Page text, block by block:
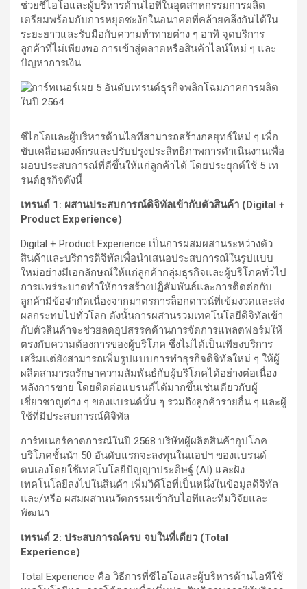
ช่วยซีไอโอและผู้บริหารด้านไอทีในอุตสาหกรรมการผลิต
เตรียมพร้อมกับการหยุดชะงักในอนาคตที่คล้ายคลึงกันได้ใน
ระยะยาวและรับมือกับความท้าทายต่าง ๆ อาทิ จุดบริการ
ลูกค้าที่ไม่เพียงพอ การเข้าสู่ตลาดหรือสินค้าไลน์ใหม่ ๆ และ
ปัญหาการเงิน
ซีไอโอและผู้บริหารด้านไอทีสามารถสร้างกลยุทธ์ใหม่ ๆ เพื่อ
ขับเคลื่อนองค์กรและปรับปรุงประสิทธิภาพการดำเนินงานเพื่อ
มอบประสบการณ์ที่ดีขึ้นให้แก่ลูกค้าได้ โดยประยุกต์ใช้ 5 เท
รนด์ธุรกิจดังนี้
เทรนด์ 1 : ผสานประสบการณ์ดิจิทัลเข้ากับตัวสินค้า (Digital +
Product Experience)
Digital + Product Experience เป็นการผสมผสานระหว่างตัว
สินค้าและบริการดิจิทัลเพื่อนำเสนอประสบการณ์ในรูปแบบ
ใหม่อย่างมีเอกลักษณ์ให้แก่ลูกค้ากลุ่มธุรกิจและผู้บริโภคทั่วไป
การแพร่ระบาดทำให้การสร้างปฏิสัมพันธ์และการติดต่อกับ
ลูกค้ามีข้อจำกัดเนื่องจากมาตรการล็อกดาวน์ที่เข้มงวดและส่ง
ผลกระทบไปทั่วโลก ดังนั้นการผสานรวมเทคโนโลยีดิจิทัลเข้า
กับตัวสินค้าจะช่วยลดอุปสรรคด้านการจัดการแพลตฟอร์มให้
ตรงกับความต้องการของผู้บริโภค ซึ่งไม่ได้เป็นเพียงบริการ
เสริมแต่ยังสามารถเพิ่มรูปแบบการทำธุรกิจดิจิทัลใหม่ ๆ ให้ผู้
ผลิตสามารถรักษาความสัมพันธ์กับผู้บริโภคได้อย่างต่อเนื่อง
หลังการขาย โดยติดต่อแบรนด์ได้มากขึ้นเช่นเดียวกับผู้
เชี่ยวชาญต่าง ๆ ของแบรนด์นั้น ๆ รวมถึงลูกค้ารายอื่น ๆ และผู้
ใช้ที่มีประสบการณ์ดิจิทัล
การ์ทเนอร์คาดการณ์ในปี 2568 บริษัทผู้ผลิตสินค้าอุปโภค
บริโภคชั้นนำ 50 อันดับแรกจะลงทุนในแอปฯ ของแบรนด์
ตนเองโดยใช้เทคโนโลยีปัญญาประดิษฐ์ (AI) และฝัง
เทคโนโลยีลงไปในสินค้า เพิ่มวิดีโอที่เป็นหนึ่งในข้อมูลดิจิทัล
และ/หรือ ผสมผสานนวัตกรรมเข้ากับไอทีและทีมวิจัยและ
พัฒนา
เทรนด์ 2: ประสบการณ์ครบ จบในที่เดียว (Total
Experience)
Total Experience คือ วิธีการที่ซีไอโอและผู้บริหารด้านไอทีใช้